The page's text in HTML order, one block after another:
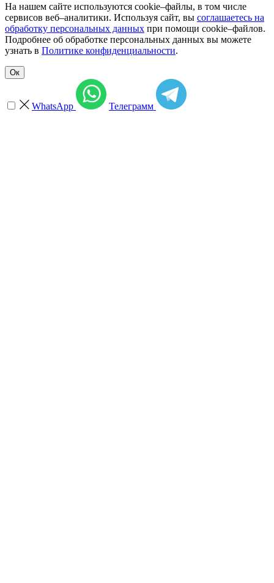
На нашем сайте используются cookie–файлы, в том числе
сервисов веб–аналитики. Используя сайт, вы соглашаетесь на
обработку персональных данных при помощи cookie–файлов.
Подробнее об обработке персональных данных вы можете
узнать в Политике конфиденциальности.
Ок
WhatsApp Телеграмм